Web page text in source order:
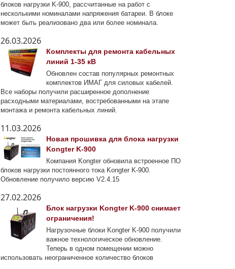
блоков нагрузки K-900, рассчитанные на работ с
несколькими номиналами напряжения батареи. В блоке
может быть реализовано два или более номинала.
26.03.2026
Комплекты для ремонта кабельных
линий 1-35 кВ
Обновлен состав популярных ремонтных
комплектов ИМАГ для силовых кабелей.
Все наборы получили расширенное дополнение
расходными материалами, востребованными на этапе
монтажа и ремонта кабельных линий.
11.03.2026
Новая прошивка для блока нагрузки
Kongter K-900
Компания Kongter обновила встроенное ПО
блоков нагрузки постоянного тока Kongter K-900.
Обновление получило версию V2.4.15
27.02.2026
Блок нагрузки Kongter K-900 снимает
ограничения!
Нагрузочные блоки Kongter K-900 получили
важное технологическое обновление.
Теперь в одном помещении можно
использовать неограниченное количество блоков